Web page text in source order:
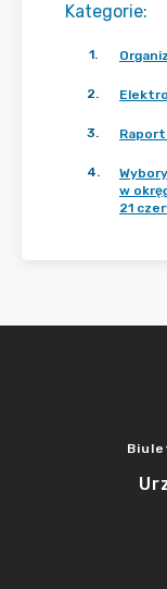
Kategorie:
1.
2.
3.
4.
w
21